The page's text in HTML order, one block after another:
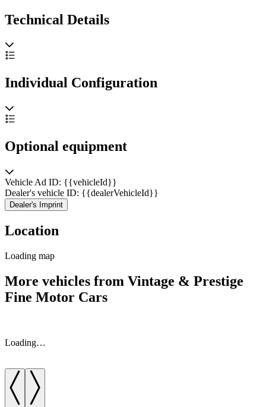
Technical Details
Individual Configuration
Optional equipment
Vehicle Ad ID: {{vehicleId}}
Dealer's vehicle ID: {{dealerVehicleId}}
Dealer's Imprint
Location
Loading map
More vehicles from Vintage & Prestige
Fine Motor Cars
Loading…